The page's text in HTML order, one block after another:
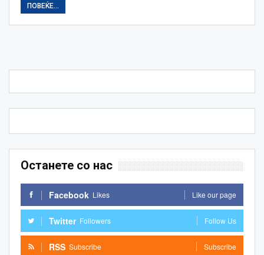
ПОВЕЌЕ...
Останете со нас
Facebook Likes Like our page
Twitter Followers Follow Us
RSS Subscribe Subscribe